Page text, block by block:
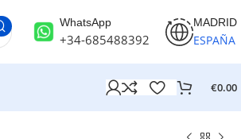
WhatsApp
+34-685488392
MADRID
ESPAÑA
€0.00